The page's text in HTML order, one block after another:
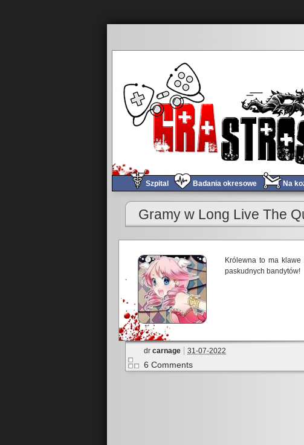
Szpital Badania okresowe Na
Gramy w Long Live The
Królewna to ma klawe
paskudnych bandytów!
dr carnage 31-07-2022
6 Comments